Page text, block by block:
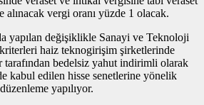
vergi oranı yüzde 1 olacak.
yapılan değişiklikle Sanayi ve Teknoloji
haiz teknogirişim şirketlerinde
tarafından bedelsiz yahut indirimli olarak
kabul edilen hisse senetlerine yönelik
yapılıyor.